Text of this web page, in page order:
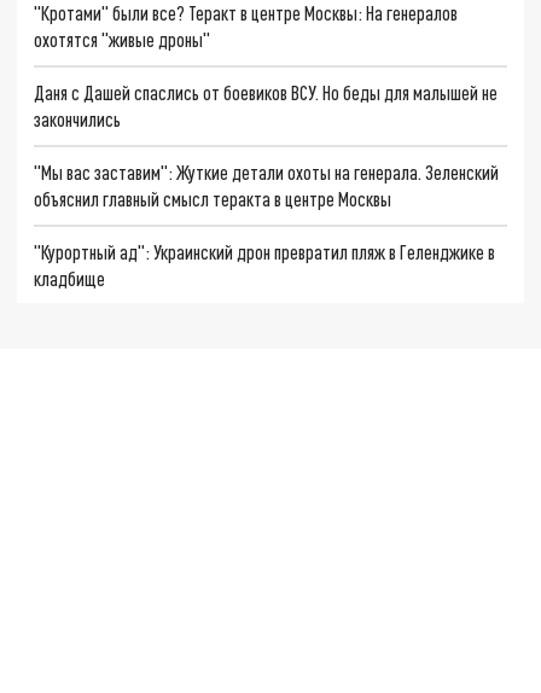
"Кротами" были все? Теракт в центре Москвы: На генералов
охотятся "живые дроны"
Даня с Дашей спаслись от боевиков ВСУ. Но беды для малышей не
закончились
"Мы вас заставим": Жуткие детали охоты на генерала. Зеленский
объяснил главный смысл теракта в центре Москвы
"Курортный ад": Украинский дрон превратил пляж в Геленджике в
кладбище